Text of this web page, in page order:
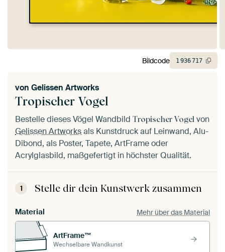
Tropischer Vogel
von Gelissen Artworks
Bestelle dieses Vögel Wandbild Tropischer Vogel von
Gelissen Artworksals Kunstdruck auf Leinwand, Alu-
Dibond, als Poster, Tapete, ArtFrame oder
Acrylglasbild, maßgefertigt in höchster Qualität.
1 Stelle dir dein Kunstwerk zusammen
Material Mehr über das Material
ArtFrame™
Wechselbare Wandkunst
Bildcode 1936717